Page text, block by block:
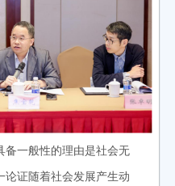
备一般性的理由是社会无
论证随着社会发展产生动